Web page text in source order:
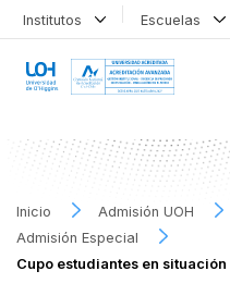
Institutos Escuelas
Inicio Admisión UOH
Admisión Especial
Cupo estudiantes en